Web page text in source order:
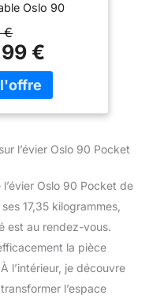
Oslo 90
mm,
parfaitement
de cuisine
à partir de
Grâce à
modernes,
distingue par
aux
Résistance à la
impacts et
aux chocs
€
€
l’évier Oslo 90 Pocket
Oslo 90 Pocket de
17,35 kilogrammes,
est au rendez-vous.
la pièce
l’intérieur, je découvre
l’espace